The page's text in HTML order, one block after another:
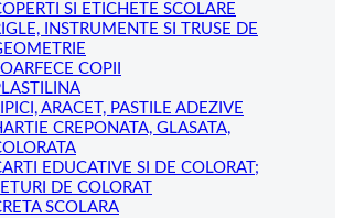
SI ETICHETE SCOLARE
INSTRUMENTE SI TRUSE DE
COPII
ARACET, PASTILE ADEZIVE
CREPONATA, GLASATA,
EDUCATIVE SI DE COLORAT;
DE COLORAT
SCOLARA